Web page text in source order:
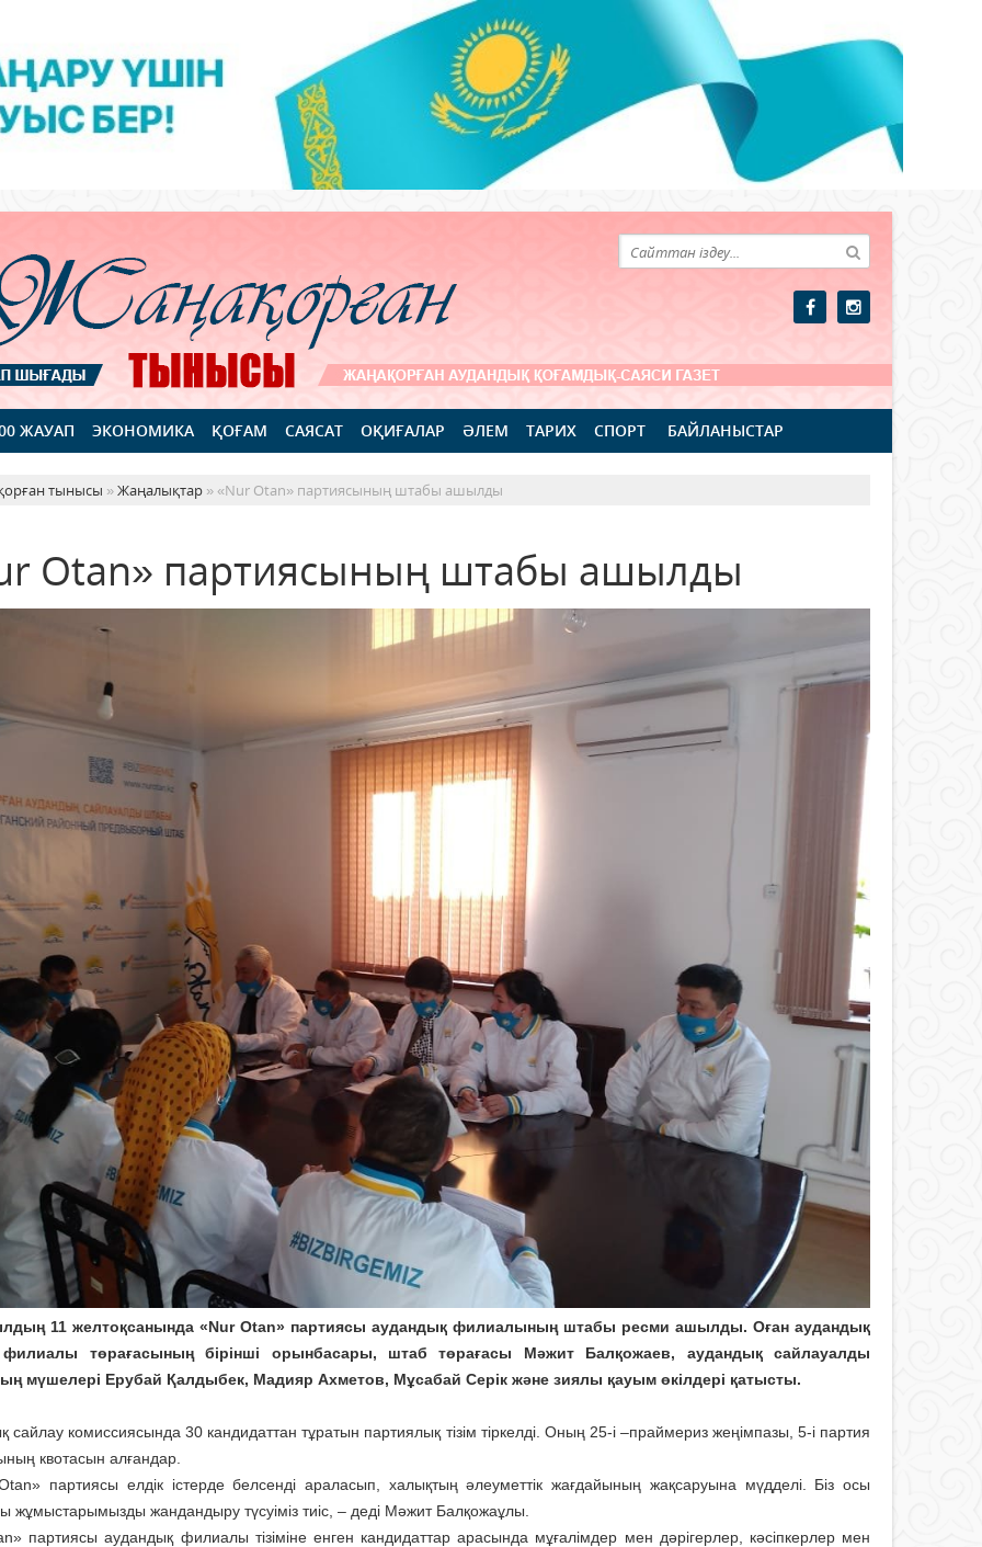
ЖАУАП ЭКОНОМИКА ҚОҒАМ САЯСАТ ОҚИҒАЛАР ӘЛЕМ ТАРИХ СПОРТ БАЙЛАНЫСТАР
тынысы »Жаңалықтар » «Nur Otan» партиясының штабы ашылды
Otan» партиясының штабы ашылды
11 желтоқсанында «Nur Otan» партиясы аудандық филиалының штабы ресми ашылды. Оған аудандық
филиалы төрағасының бірінші орынбасары, штаб төрағасы Мәжит Балқожаев, аудандық сайлауалды
мүшелері Ерубай Қалдыбек, Мадияр Ахметов, Мұсабай Серік және зиялы қауым өкілдері қатысты.
сайлау комиссиясында 30 кандидаттан тұратын партиялық тізім тіркелді. Оның 25-і –праймериз жеңімпазы, 5-і партия
квотасын алғандар.
партиясы елдік істерде белсенді араласып, халықтың әлеуметтік жағдайының жақсаруына мүд­делі. Біз осы
жұмыс­тарымызды жандандыру түсуіміз тиіс, – деді Мәжит Балқожаұлы.
партиясы аудандық филиалы тізіміне енген кандидаттар арасында мұғалімдер мен дәрігерлер, кәсіпкерлер мен